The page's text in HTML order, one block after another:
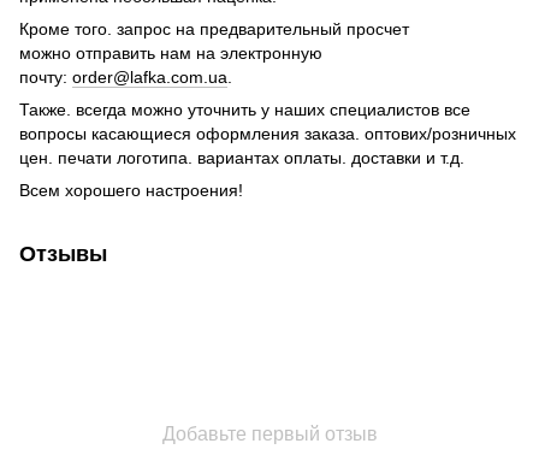
Кроме того. запрос на предварительный просчет
можно отправить нам на электронную
почту: order@lafka.com.ua
Также. всегда можно уточнить у наших специалистов все
вопросы касающиеся оформления заказа. оптових/розничных
цен. печати логотипа. вариантах оплаты. доставки и т.д.
Всем хорошего настроения!
Отзывы
Добавьте первый отзыв